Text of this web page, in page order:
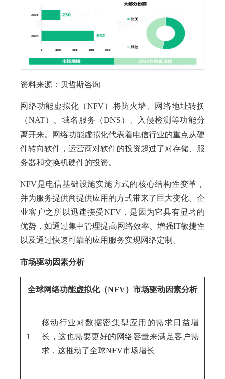
资料来源：贝哲斯咨询
网络功能虚拟化（NFV）将防火墙、网络地址转换
（NAT）、域名服务（DNS）、入侵检测等功能分
离开来。网络功能虚拟化代表着电信行业的重点从硬
件转向软件，运营商对软件的投资超过了对存储、服
务器和交换机硬件的投资。
NFV是电信基础设施实施方式的核心结构性变革，
并为服务提供商提供应用的方式带来了巨大变化。企
业客户之所以迅速接受NFV，是因为它具有显著的
优势，如通过集中管理提高网络效率、增强IT敏捷性
以及通过快速可靠的应用服务实现网络定制。
市场驱动因素分析
全球网络功能虚拟化（NFV）市场驱动因素分析
1
移动行业对数据密集型应用的需求日益增
长，这也需要更好的网络容量来满足客户需
求，这推动了全球NFV市场增长